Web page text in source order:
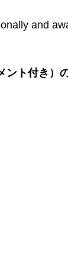
and
ト付き）